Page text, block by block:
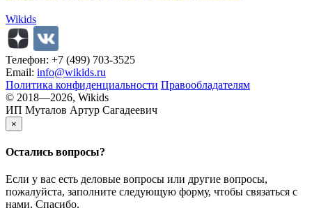
Wikids
Телефон: +7 (499) 703-3525
Email: info@wikids.ru
Политика конфиденциальности Правообладателям
© 2018—2026, Wikids
ИП Муталов Артур Сагадеевич
×
Остались вопросы?
Если у вас есть деловые вопросы или другие вопросы,
пожалуйста, заполните следующую форму, чтобы связаться с
нами. Спасибо.